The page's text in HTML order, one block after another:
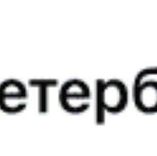
Оксана З., дата поездки 28 июля
Ужасные вагоны,без
Надежда Ц., дата поездки 28